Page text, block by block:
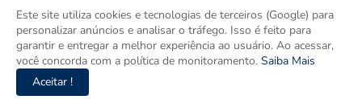
Este site utiliza cookies e tecnologias de terceiros (Google) para
personalizar anúncios e analisar o tráfego. Isso é feito para
garantir e entregar a melhor experiência ao usuário. Ao acessar,
você concorda com a política de monitoramento. Saiba Mais
Aceitar !